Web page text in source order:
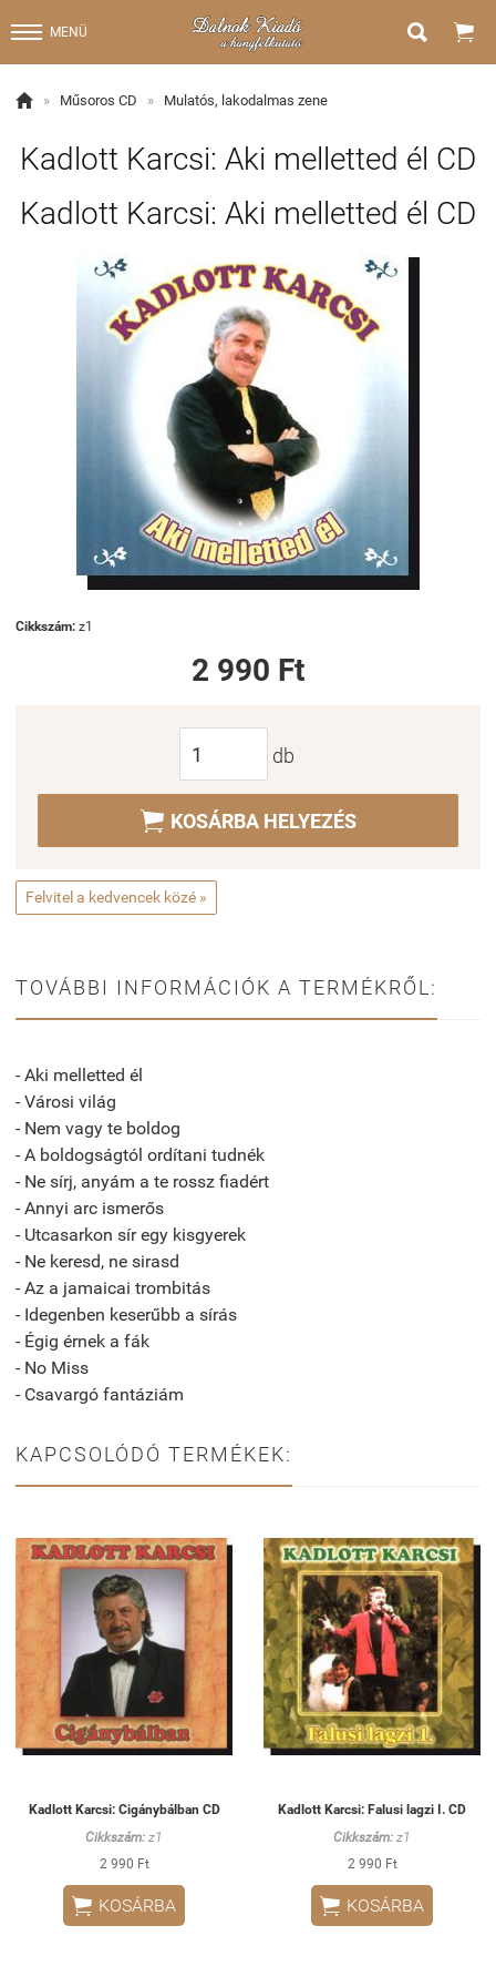
MENÜ  
 » Műsoros CD » Mulatós, lakodalmas zene
Kadlott Karcsi: Aki melletted él CD
Kadlott Karcsi: Aki melletted él CD
Cikkszám: z1
2 990 Ft
db
 KOSÁRBA HELYEZÉS
Felvitel a kedvencek közé »
TOVÁBBI INFORMÁCIÓK A TERMÉKRŐL:
- Aki melletted él
- Városi világ
- Nem vagy te boldog
- A boldogságtól ordítani tudnék
- Ne sírj, anyám a te rossz fiadért
- Annyi arc ismerős
- Utcasarkon sír egy kisgyerek
- Ne keresd, ne sirasd
- Az a jamaicai trombitás
- Idegenben keserűbb a sírás
- Égig érnek a fák
- No Miss
- Csavargó fantáziám
KAPCSOLÓDÓ TERMÉKEK:
Kadlott Karcsi: Cigánybálban CD
Cikkszám: z1
2 990 Ft
 KOSÁRBA
Kadlott Karcsi: Falusi lagzi I. CD
Cikkszám: z1
2 990 Ft
 KOSÁRBA